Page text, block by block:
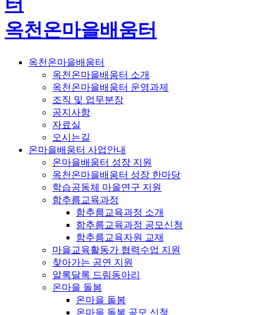
옥천온마을배움터
옥천온마을배움터
옥천온마을배움터 소개
옥천온마을배움터 운영과제
조직 및 업무분장
공지사항
자료실
오시는길
온마을배움터 사업안내
온마을배움터 성장 지원
옥천온마을배움터 성장 한마당
학습공동체 마을연구 지원
함추름교육과정
함추름교육과정 소개
함추름교육과정 공모신청
함추름교육자원 교재
마을교육활동가 협력수업 지원
찾아가는 공연 지원
알록달록 드림동아리
온마을 돌봄
온마을 돌봄
온마을 돌봄 공모 신청